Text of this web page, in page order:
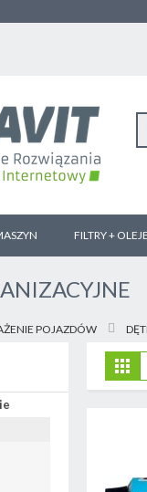
FILTRY +
POJAZDÓW